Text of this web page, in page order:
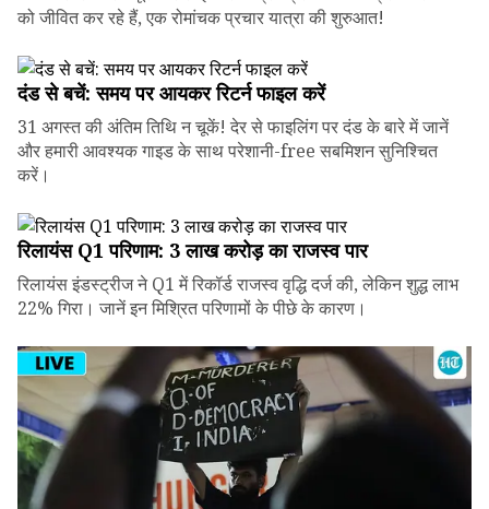
को जीवित कर रहे हैं, एक रोमांचक प्रचार यात्रा की शुरुआत!
दंड से बचें: समय पर आयकर रिटर्न फाइल करें
31 अगस्त की अंतिम तिथि न चूकें! देर से फाइलिंग पर दंड के बारे में जानें
और हमारी आवश्यक गाइड के साथ परेशानी-free सबमिशन सुनिश्चित
करें।
रिलायंस Q1 परिणाम: ₹3 लाख करोड़ का राजस्व पार
रिलायंस इंडस्ट्रीज ने Q1 में रिकॉर्ड राजस्व वृद्धि दर्ज की, लेकिन शुद्ध लाभ
22% गिरा। जानें इन मिश्रित परिणामों के पीछे के कारण।